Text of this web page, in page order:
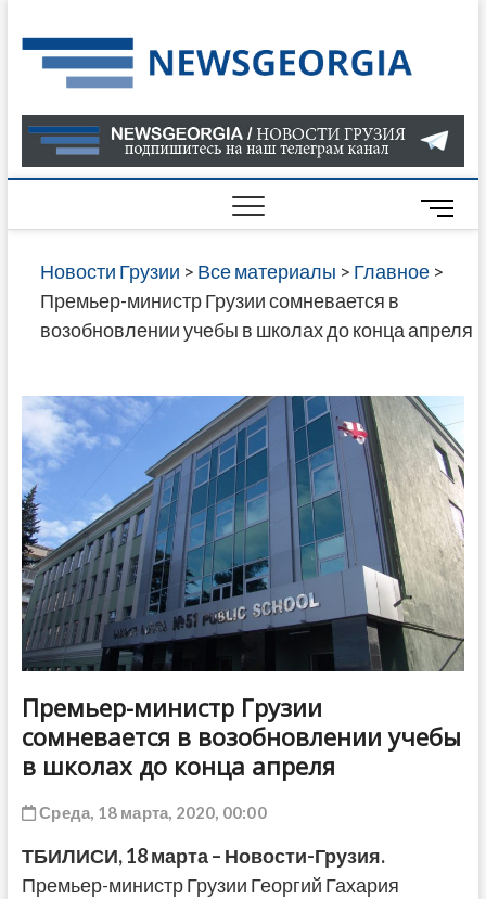
to
content
О
В
ГРУЗИИ
САЙТЕ
M
e
n
B
t
o
n
Новости Грузии > Все материалы > Главное>
Премьер-министр Грузии сомневается в
возобновлении учебы в школах до конца апреля
Премьер-министр Грузии
сомневается в возобновлении учебы
в школах до конца апреля
Среда, 18 марта, 2020, 00:00
ТБИЛИСИ,18марта – Новости-Грузия.
Премьер-министр Грузии Георгий Гахария